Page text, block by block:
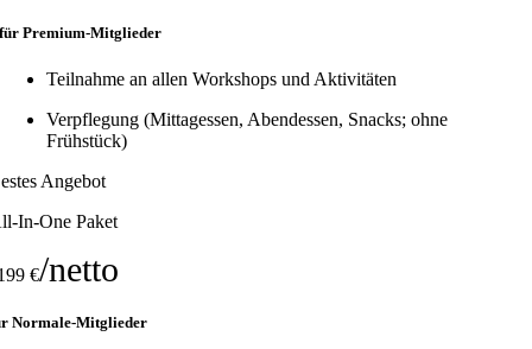
für Premium-Mitglieder
Teilnahme an allen Workshops und Aktivitäten
Verpflegung (Mittagessen, Abendessen, Snacks; ohne
Frühstück)
Angebot
In-One Paket
€/netto
Normale-Mitglieder